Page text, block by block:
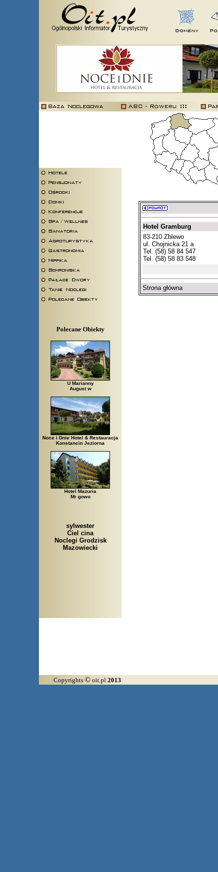
Polecane Obiekty
U Marianny
August w
Noce i Dnie Hotel & Restauracja
Konstancin Jeziorna
Hotel Mazuria
Mr gowo
sylwester
Ciel cina
Noclegi Grodzisk
Mazowiecki
Hotel Gramburg
83-210 Zblewo
ul. Chojnicka 21 a
Tel. (58) 58 84 547
Tel. (58) 58 83 548
Strona główna
Copyrights © oit.pl 2013